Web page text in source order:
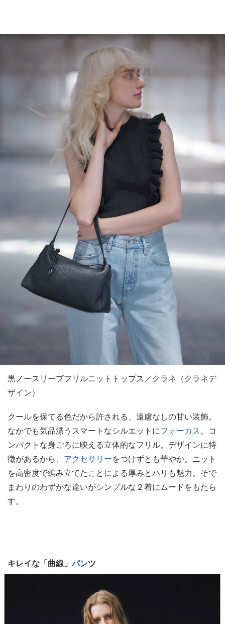
黒ノースリーブフリルニットトップス／クラネ（クラネデ
ザイン）
クールを保てる色だから許される、遠慮なしの甘い装飾。
なかでも気品漂うスマートなシルエットにフォーカス。コ
ンパクトな身ごろに映える立体的なフリル。デザインに特
徴があるから、 アクセサリーをつけずとも華やか。ニット
を高密度で編み立てたことによる厚みとハリも魅力。そで
まわりのわずかな違いがシンプルな２着にムードをもたら
す。
キレイな「曲線」パンツ